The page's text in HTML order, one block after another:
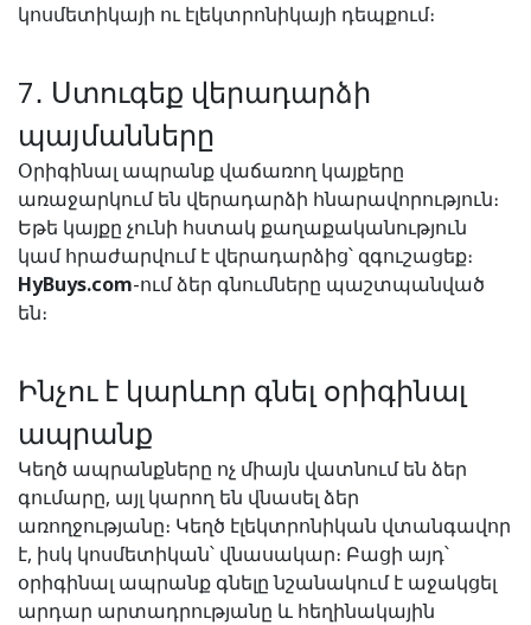
կոսմետիկայի ու էլեկտրոնիկայի դեպքում։
7․ Ստուգեք վերադարձի
պայմանները
Օրիգինալ ապրանք վաճառող կայքերը
առաջարկում են վերադարձի հնարավորություն։
Եթե կայքը չունի հստակ քաղաքականություն
կամ հրաժարվում է վերադարձից՝ զգուշացեք։
HyBuys.com-ում ձեր գնումները պաշտպանված
են։
Ինչու է կարևոր գնել օրիգինալ
ապրանք
Կեղծ ապրանքները ոչ միայն վատնում են ձեր
գումարը, այլ կարող են վնասել ձեր
առողջությանը։ Կեղծ էլեկտրոնիկան վտանգավոր
է, իսկ կոսմետիկան՝ վնասակար։ Բացի այդ՝
օրիգինալ ապրանք գնելը նշանակում է աջակցել
արդար արտադրությանը և հեղինակային